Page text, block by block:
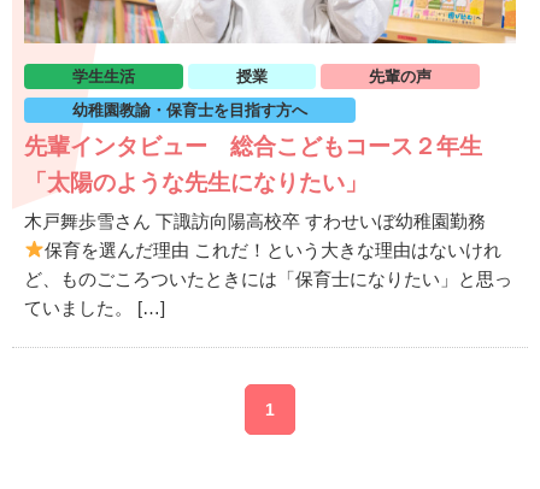
学生生活 授業
先輩の声
幼稚園教諭・保育士を目指す方へ
先輩インタビュー 総合こどもコース２年生
「太陽のような先生になりたい」
木戸舞歩雪さん 下諏訪向陽高校卒 すわせいぼ幼稚園勤務
保育を選んだ理由 これだ！という大きな理由はないけれ
ど、ものごころついたときには「保育士になりたい」と思っ
ていました。 […]
1